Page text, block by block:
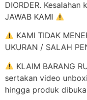
DIORDER. Kesalahan
JAWAB KAMI
KAMI TIDAK
UKURAN / SALAH
KLAIM BARANG
sertakan video
hingga produk dibuka